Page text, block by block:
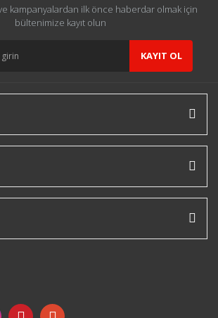
kampanyalardan ilk önce haberdar olmak için
bültenimize kayıt olun
KAYIT OL